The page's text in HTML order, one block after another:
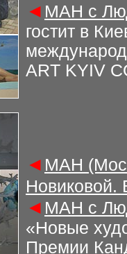
◄ МАН с
гостит в
ART KYIV
◄ МАН
Новиковой.
◄ МАН с
«Новые
Премии